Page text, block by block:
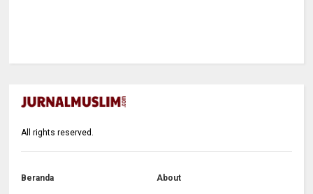
All rights reserved.
Beranda About